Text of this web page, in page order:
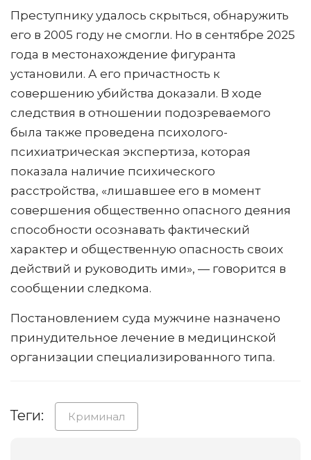
Преступнику удалось скрыться, обнаружить
его в 2005 году не смогли. Но в сентябре 2025
года в местонахождение фигуранта
установили. А его причастность к
совершению убийства доказали. В ходе
следствия в отношении подозреваемого
была также проведена психолого-
психиатрическая экспертиза, которая
показала наличие психического
расстройства, «лишавшее его в момент
совершения общественно опасного деяния
способности осознавать фактический
характер и общественную опасность своих
действий и руководить ими», — говорится в
сообщении следкома.
Постановлением суда мужчине назначено
принудительное лечение в медицинской
организации специализированного типа.
Теги: Криминал